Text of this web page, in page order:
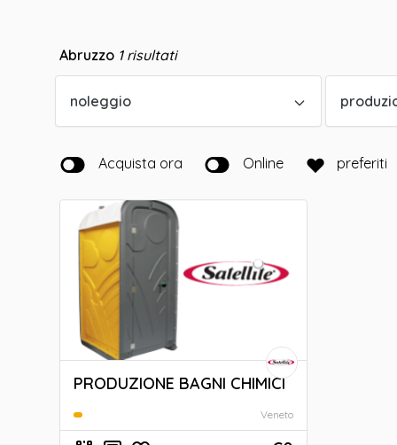
Abruzzo 1risultati
noleggio
Acquista ora Online preferiti
PRODUZIONE BAGNI CHIMICI
Veneto